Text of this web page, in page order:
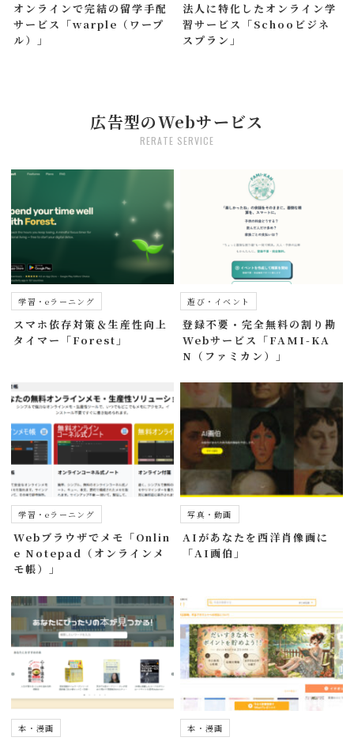
オンラインで完結の留学手配
サービス「warple（ワープ
ル）」
法人に特化したオンライン学
習サービス「Schooビジネ
スプラン」
広告型のWebサービス
RERATE SERVICE
学習・eラーニング
スマホ依存対策＆生産性向上
タイマー「Forest」
遊び・イベント
登録不要・完全無料の割り勘
Webサービス「FAMI-KA
N（ファミカン）」
学習・eラーニング
Webブラウザでメモ「Onlin
e Notepad（オンラインメ
モ帳）」
写真・動画
AIがあなたを西洋肖像画に
「AI画伯」
本・漫画 本・漫画